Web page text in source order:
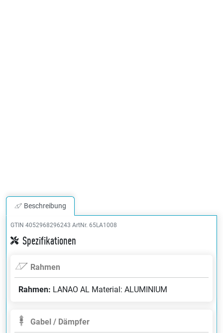
Beschreibung
GTIN 4052968296243 ArtNr. 65LA1008
Spezifikationen
Rahmen
Rahmen: LANAO AL Material: ALUMINIUM
Gabel / Dämpfer